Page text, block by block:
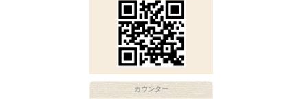
カウンター